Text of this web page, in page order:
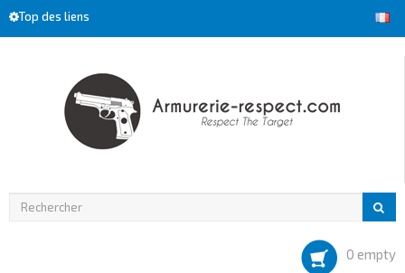
Top des liens
0 empty